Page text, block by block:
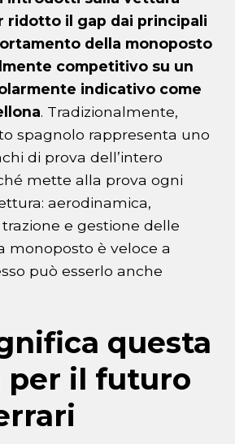
ridotto il gap dai principali
della monoposto
competitivo su un
indicativo come
. Tradizionalmente,
spagnolo rappresenta uno
di prova dell’intero
mette alla prova ogni
aerodinamica,
e gestione delle
monoposto è veloce a
può esserlo anche
questa
il futuro